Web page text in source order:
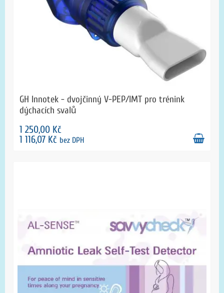
GH Innotek - dvojčinný V-PEP/IMT pro trénink
dýchacích svalů
1 250,00 Kč
1 116,07 Kč bez DPH